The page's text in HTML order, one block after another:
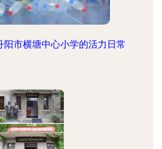
阳市横塘中心小学的活力日常